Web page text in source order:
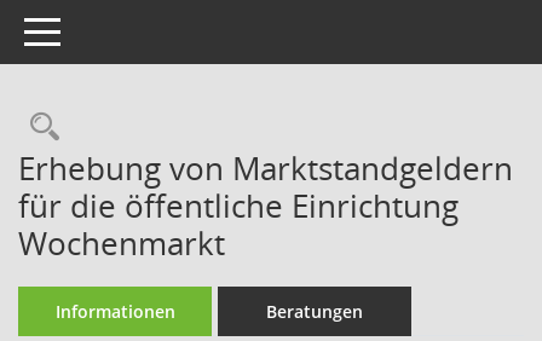
Toggle navigation
Rechercheauswahl
Erhebung von Marktstandgeldern
für die öffentliche Einrichtung
Wochenmarkt
Informationen Beratungen